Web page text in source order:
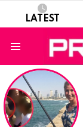
LATEST
LATEST
STORIES